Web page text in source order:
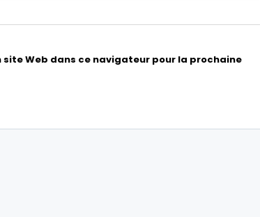
Web dans ce navigateur pour la prochaine